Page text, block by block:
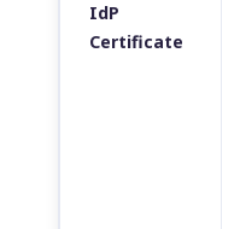
IdP
Certificate